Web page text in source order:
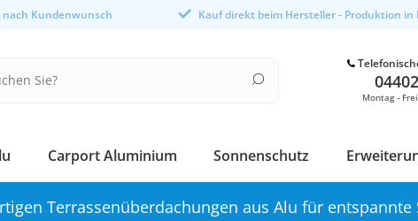
nach Kundenwunsch Kauf direkt beim Hersteller - Produktion in
Montag -
Carport Aluminium Sonnenschutz
Terrassenüberdachungen aus Alu für entspannte